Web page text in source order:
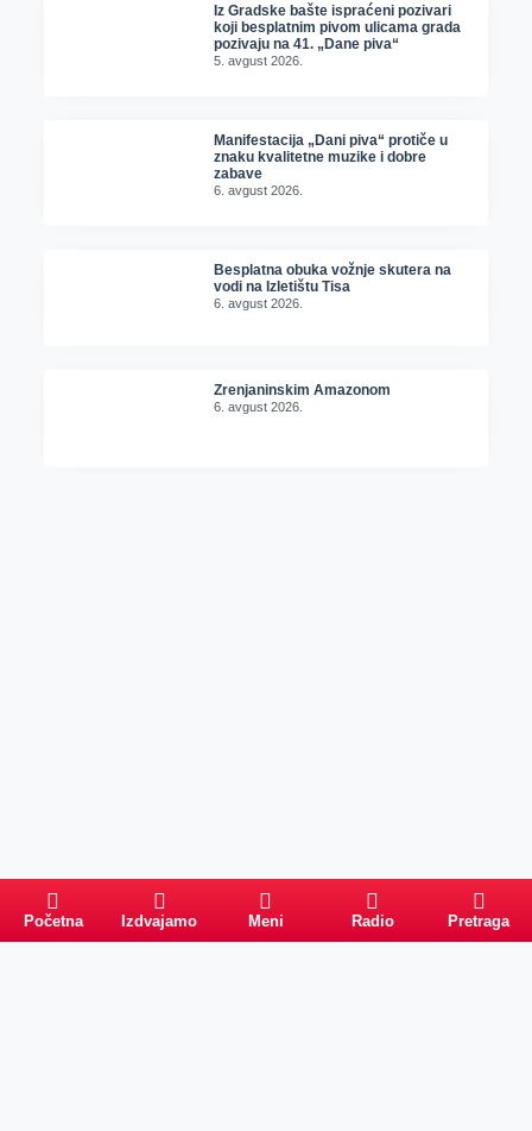
Iz Gradske bašte ispraćeni pozivari
koji besplatnim pivom ulicama grada
pozivaju na 41. „Dane piva“
5. avgust 2026.
Manifestacija „Dani piva“ protiče u
znaku kvalitetne muzike i dobre
zabave
6. avgust 2026.
Besplatna obuka vožnje skutera na
vodi na Izletištu Tisa
6. avgust 2026.
Zrenjaninskim Amazonom
6. avgust 2026.
Početna Izdvajamo Meni Radio Pretraga